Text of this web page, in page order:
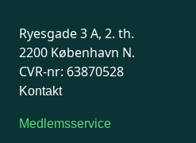
Ryesgade 3 A, 2. th.
2200 København N.
CVR-nr: 63870528
Kontakt
Medlemsservice